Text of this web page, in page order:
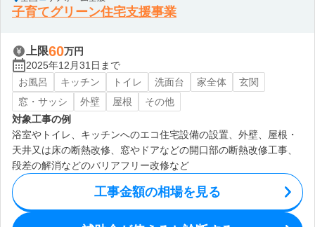
子育てグリーン住宅支援事業
上限60万円
2025年12月31日まで
お風呂
キッチン トイレ 洗面台 家全体
玄関
窓・サッシ
外壁 屋根
その他
対象工事の例
浴室やトイレ、キッチンへのエコ住宅設備の設置、外壁、屋根・
天井又は床の断熱改修、窓やドアなどの開口部の断熱改修工事、
段差の解消などのバリアフリー改修など
工事金額の相場を見る